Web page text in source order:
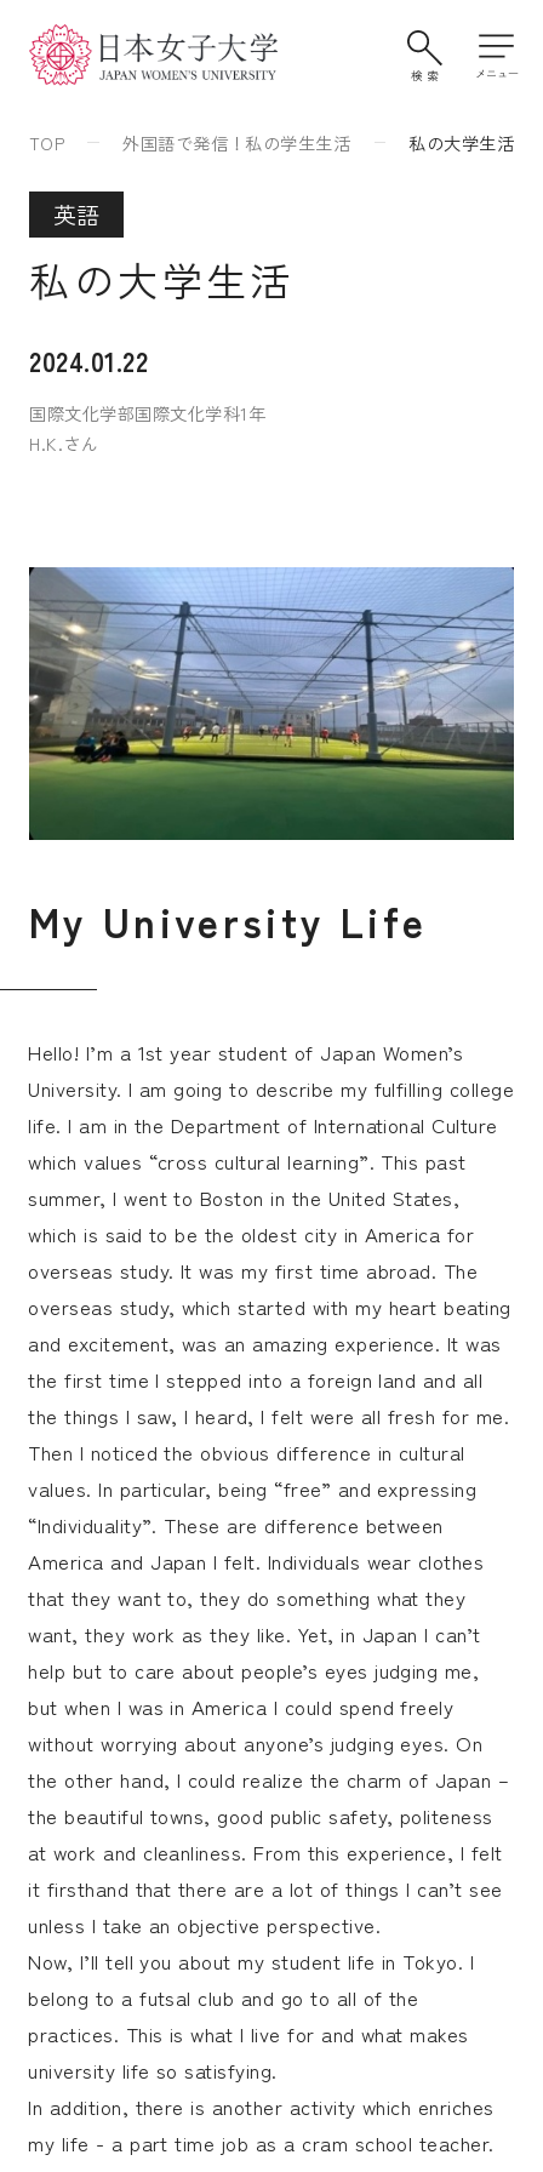
大学案内・学びの特色
入試案内
キャンパスライフ
国際交流・留学
通信教育・生涯学習
受験生の皆さま
保護者等の皆さま
企業の皆さま
学校法人日本女子大学
附属豊明幼稚園
附属中学校
附属高等学校
日本女子大学通信教育課程
附属機関等
TOP 外国語で発信！私の学生生活 私の大学生活
英語
私の大学生活
2024.01.22
国際文化学部国際文化学科1年
H.K.さん
My University Life
Hello! I’m a 1st year student of Japan Women’s
University. I am going to describe my fulfilling college
life. I am in the Department of International Culture
which values “cross cultural learning”. This past
summer, I went to Boston in the United States,
which is said to be the oldest city in America for
overseas study. It was my first time abroad. The
overseas study, which started with my heart beating
and excitement, was an amazing experience. It was
the first time I stepped into a foreign land and all
the things I saw, I heard, I felt were all fresh for me.
Then I noticed the obvious difference in cultural
values. In particular, being “free” and expressing
“Individuality”. These are difference between
America and Japan I felt. Individuals wear clothes
that they want to, they do something what they
want, they work as they like. Yet, in Japan I can’t
help but to care about people’s eyes judging me,
but when I was in America I could spend freely
without worrying about anyone’s judging eyes. On
the other hand, I could realize the charm of Japan –
the beautiful towns, good public safety, politeness
at work and cleanliness. From this experience, I felt
it firsthand that there are a lot of things I can’t see
unless I take an objective perspective.
Now, I’ll tell you about my student life in Tokyo. I
belong to a futsal club and go to all of the
practices. This is what I live for and what makes
university life so satisfying.
In addition, there is another activity which enriches
my life - a part time job as a cram school teacher.